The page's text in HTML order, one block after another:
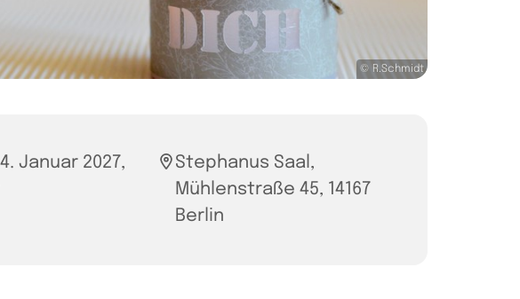
© R.Schmidt
Januar 2027,
Stephanus Saal,
Mühlenstraße 45, 14167
Berlin